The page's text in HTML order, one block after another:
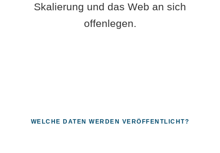
Skalierung und das Web an sich
offenlegen.
WELCHE DATEN WERDEN VERÖFFENTLICHT?